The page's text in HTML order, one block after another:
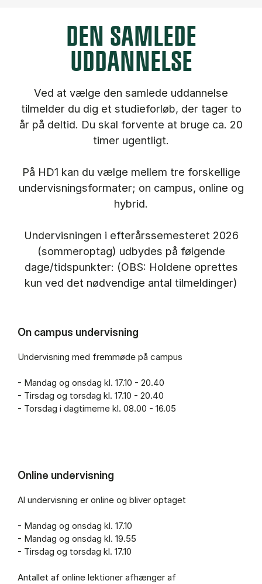
DEN SAMLEDE
UDDANNELSE
Ved at vælge den samlede uddannelse
tilmelder du dig et studieforløb, der tager to
år på deltid. Du skal forvente at bruge ca. 20
timer ugentligt.
På HD1 kan du vælge mellem tre forskellige
undervisningsformater; on campus, online og
hybrid.
Undervisningen i efterårssemesteret 2026
(sommeroptag) udbydes på følgende
dage/tidspunkter: (OBS: Holdene oprettes
kun ved det nødvendige antal tilmeldinger)
On campus undervisning
Undervisning med fremmøde på campus
- Man­dag og ons­dag kl. 17.10 - 20.40
- Tirs­dag og tors­dag kl. 17.10 - 20.40
- Tors­dag i dag­ti­mer­ne kl. 08.00 - 16.05
Online undervisning
Al undervisning er online og bliver optaget
- Man­dag og ons­dag kl. 17.10
- Man­dag og ons­dag kl. 19.55
- Tirs­dag og tors­dag kl. 17.10
An­tal­let af on­li­ne lek­tio­ner af­hæn­ger af